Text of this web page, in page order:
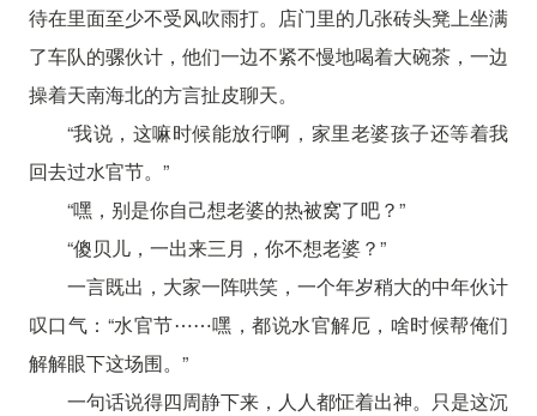
待在里面至少不受风吹雨打。店门里的几张砖头凳上坐满
了车队的骡伙计，他们一边不紧不慢地喝着大碗茶，一边
操着天南海北的方言扯皮聊天。
“我说，这嘛时候能放行啊，家里老婆孩子还等着我
回去过水官节。”
“嘿，别是你自己想老婆的热被窝了吧？”
“傻贝儿，一出来三月，你不想老婆？”
一言既出，大家一阵哄笑，一个年岁稍大的中年伙计
叹口气：“水官节⋯⋯嘿，都说水官解厄，啥时候帮俺们
解解眼下这场围。”
一句话说得四周静下来，人人都怔着出神。只是这沉